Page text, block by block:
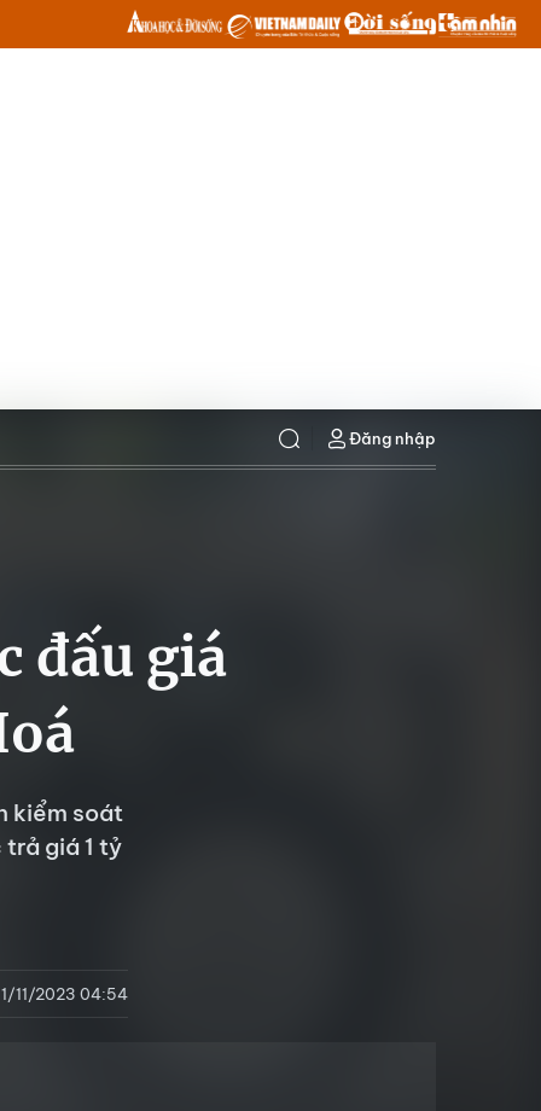
Đăng nhập
đấu giá
kiểm soát
giá 1 tỷ
11/2023 04:54